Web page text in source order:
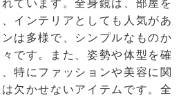
ています。全身鏡は、部屋を
インテリアとしても人気があ
は多様で、シンプルなものか
です。また、姿勢や体型を確
特にファッションや美容に関
欠かせないアイテムです。全